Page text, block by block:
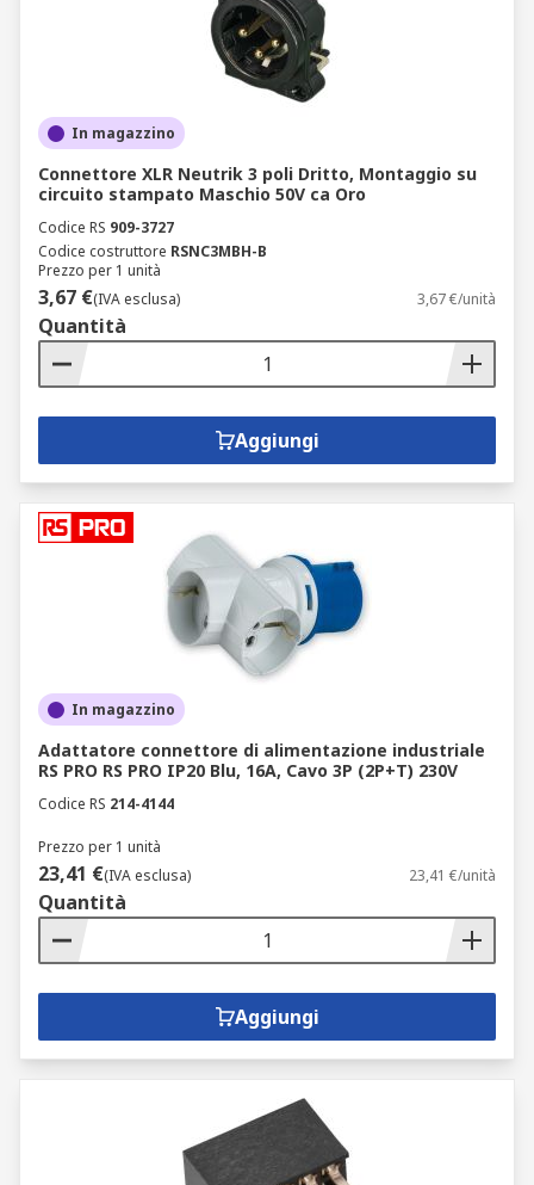
In magazzino
Connettore XLR Neutrik 3 poli Dritto, Montaggio su
circuito stampato Maschio 50V ca Oro
Codice RS 909-3727
Codice costruttore RSNC3MBH-B
Prezzo per 1 unità
3,67 €(IVA esclusa) 3,67 €/unità
Quantità
Aggiungi
In magazzino
Adattatore connettore di alimentazione industriale
RS PRO RS PRO IP20 Blu, 16A, Cavo 3P (2P+T) 230V
Codice RS 214-4144
Prezzo per 1 unità
23,41 €(IVA esclusa) 23,41 €/unità
Quantità
Aggiungi